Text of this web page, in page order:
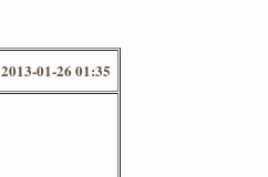
2013-01-26 01:35